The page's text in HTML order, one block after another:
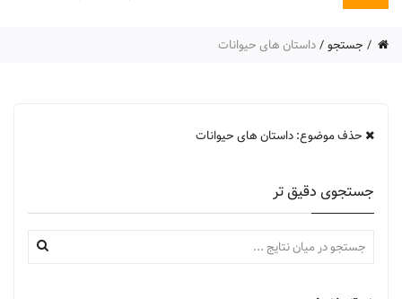
جستجو داستان های حیوانات
حذف موضوع: داستان های حیوانات
جستجوی دقیق تر